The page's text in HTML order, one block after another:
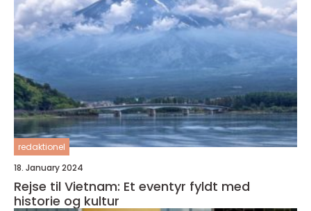
redaktionel
18. January 2024
Rejse til Vietnam: Et eventyr fyldt med
historie og kultur